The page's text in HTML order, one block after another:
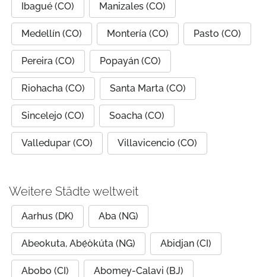
Ibagué (CO) Manizales (CO)
Medellín (CO) Montería (CO) Pasto (CO)
Pereira (CO) Popayán (CO)
Riohacha (CO) Santa Marta (CO)
Sincelejo (CO) Soacha (CO)
Valledupar (CO) Villavicencio (CO)
Weitere Städte weltweit
Aarhus (DK) Aba (NG)
Abeokuta, Abẹ́òkúta (NG) Abidjan (CI)
Abobo (CI) Abomey-Calavi (BJ)